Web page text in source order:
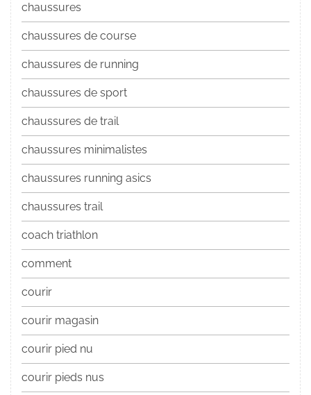
chaussures
chaussures de course
chaussures de running
chaussures de sport
chaussures de trail
chaussures minimalistes
chaussures running asics
chaussures trail
coach triathlon
comment
courir
courir magasin
courir pied nu
courir pieds nus